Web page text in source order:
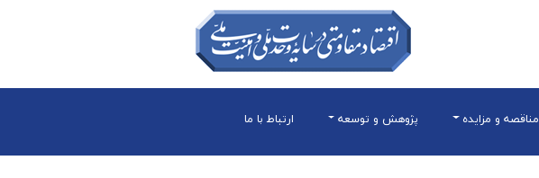
مناقصه و مزایده پژوهش و توسعه ارتباط با ما